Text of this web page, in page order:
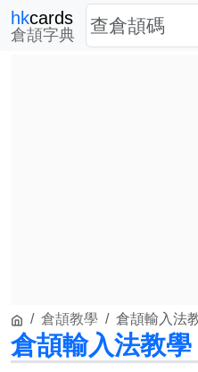
hkcards
倉頡字典
倉頡教學 倉頡輸入法
倉頡輸入法教學